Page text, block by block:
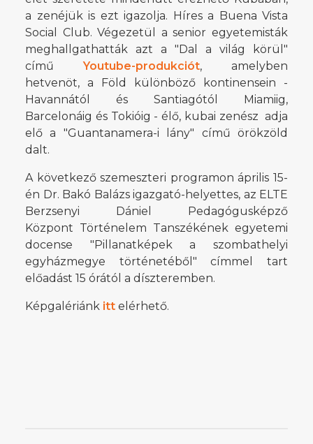
a zenéjük is ezt igazolja. Híres a Buena Vista
Social Club. Végezetül a senior egyetemisták
meghallgathatták azt a "Dal a világ körül"
címűYoutube-produkciót, amelyben
hetvenöt, a Föld különböző kontinensein -
Havannától és Santiagótól Miamiig,
Barcelonáig és Tokióig - élő, kubai zenész adja
elő a "Guantanamera-i lány" című örökzöld
dalt.
A következő szemeszteri programon április 15-
én Dr. Bakó Balázs igazgató-helyettes, az ELTE
Berzsenyi Dániel Pedagógusképző
Központ Történelem Tanszékének egyetemi
docense "Pillanatképek a szombathelyi
egyházmegye történetéből" címmel tart
előadást 15 órától a díszteremben.
Képgalériánk itt elérhető.